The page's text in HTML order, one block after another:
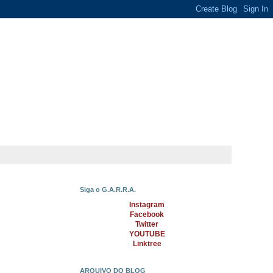
Siga o G.A.R.R.A.
Instagram
Facebook
Twitter
YOUTUBE
Linktree
ARQUIVO DO BLOG